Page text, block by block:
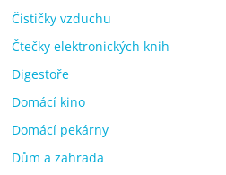
Čističky vzduchu
Čtečky elektronických knih
Digestoře
Domácí kino
Domácí pekárny
Dům a zahrada